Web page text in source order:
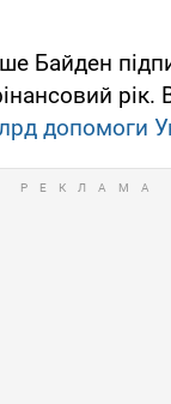
Байден
рік.
допомоги